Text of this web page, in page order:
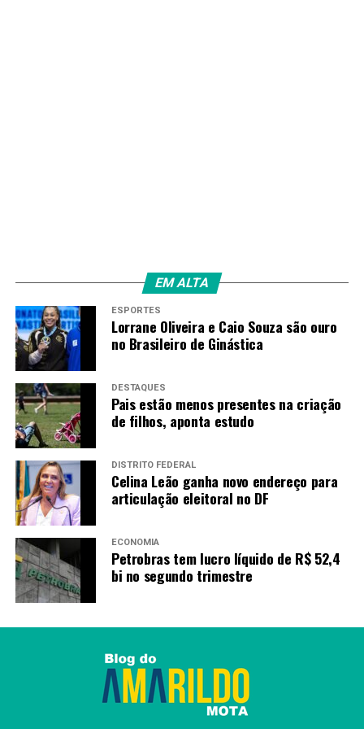
de recuperação dos prédios estaduais localizados na
Praça Cívica, iniciativa deve receber cerca de R$ 30
milhões em investimentos (Foto: Walter Folador e Júnior
EM ALTA
ESPORTES
Lorrane Oliveira e Caio Souza são ouro
no Brasileiro de Ginástica
DESTAQUES
Pais estão menos presentes na criação
de filhos, aponta estudo
DISTRITO FEDERAL
Celina Leão ganha novo endereço para
articulação eleitoral no DF
ECONOMIA
Petrobras tem lucro líquido de R$ 52,4
bi no segundo trimestre